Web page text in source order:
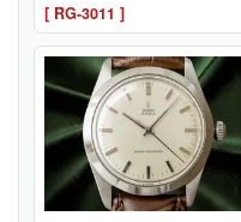
[ RG-3011 ]